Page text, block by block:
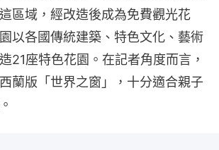
區域，經改造後成為免費觀光花
以各國傳統建築、特色文化、藝術
21座特色花園。在記者角度而言，
蘭版「世界之窗」，十分適合親子